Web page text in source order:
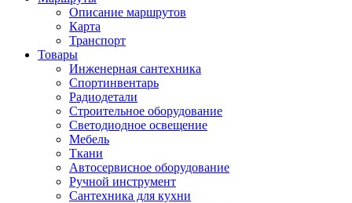
Описание маршрутов
Карта
Транспорт
Товары
Инженерная сантехника
Спортинвентарь
Радиодетали
Строительное оборудование
Светодиодное освещение
Мебель
Ткани
Автосервисное оборудование
Ручной инструмент
Сантехника для кухни